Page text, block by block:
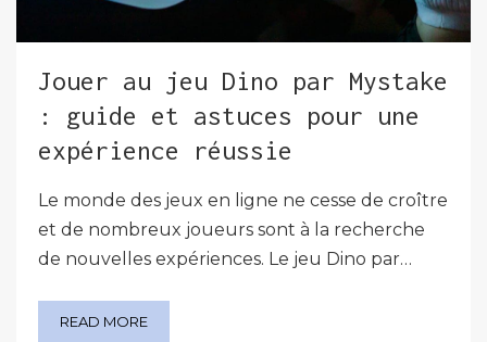
Jouer au jeu Dino par Mystake
: guide et astuces pour une
expérience réussie
Le monde des jeux en ligne ne cesse de croître
et de nombreux joueurs sont à la recherche
de nouvelles expériences. Le jeu Dino par…
READ MORE